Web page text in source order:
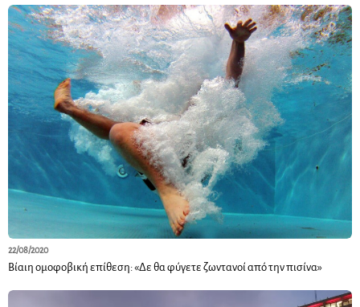
22/08/2020
Βίαιη ομοφοβική επίθεση: «Δε θα φύγετε ζωντανοί από την πισίνα»